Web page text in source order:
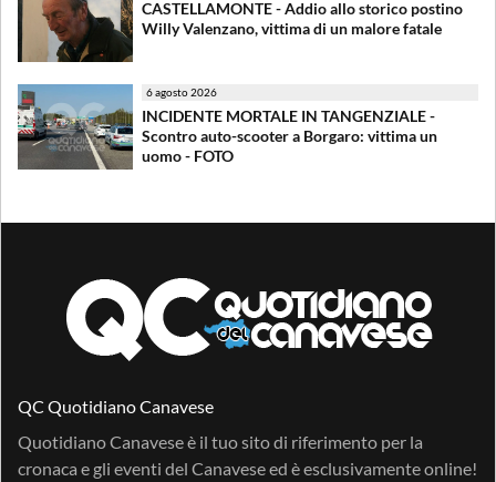
CASTELLAMONTE - Addio allo storico postino
Willy Valenzano, vittima di un malore fatale
6 agosto 2026
INCIDENTE MORTALE IN TANGENZIALE -
Scontro auto-scooter a Borgaro: vittima un
uomo - FOTO
QC Quotidiano Canavese
Quotidiano Canavese è il tuo sito di riferimento per la
cronaca e gli eventi del Canavese ed è esclusivamente online!